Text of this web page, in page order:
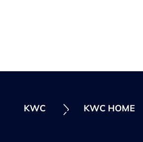
KWC KWC HOME